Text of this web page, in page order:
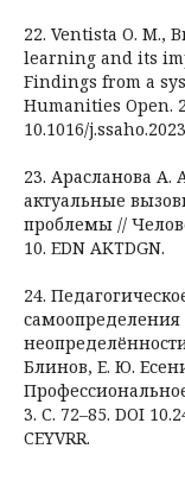
22. Ventista O. M.,
learning and its
Findings from a
Humanities Open.
10.1016/
23. Арасланова А.
актуальные
проблемы //
10. EDN AKTDGN.
24.
Блинов, Е. Ю.
3. С. 72–85. DOI
CEYVRR.